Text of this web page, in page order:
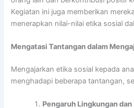
Kegiatan ini juga memberikan
menerapkan nilai-nilai etika sosial
Mengatasi Tantangan dalam
Mengajarkan etika sosial kepada
menghadapi beberapa tantangan,
Pengaruh Lingkungan dan